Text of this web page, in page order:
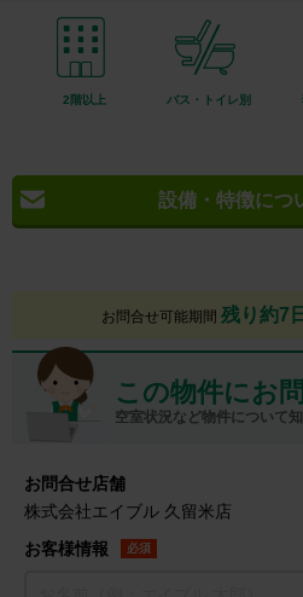
2階以上 バス・トイレ別
設備・特徴につ
お問合せ可能期間 残り約7
この物件にお
空室状況など物件について
お問合せ店舗
株式会社エイブル 久留米店
お客様情報
必須